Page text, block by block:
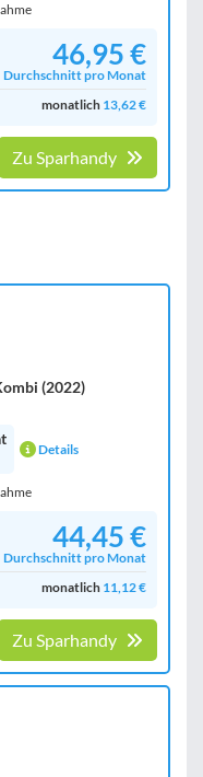
46,95 €
Durchschnitt pro Monat
monatlich 13,62 €
Zu Sparhandy
(2022)
Details
44,45 €
Durchschnitt pro Monat
monatlich 11,12 €
Zu Sparhandy